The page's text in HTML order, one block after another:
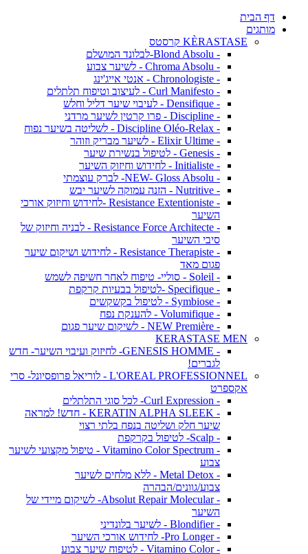
דף הבית
מותגים
KÈRASTASE קרסטס
- Blond Absolu-לבלונד המושלם
- Chroma Absolu - לשיער צבוע
- Chronologiste - אנטי אייג'ינג
- Curl Manifesto - לעיצוב וטיפוח תלתלים
- Densifique - לעיבוי שיער דליל וחלש
- Discipline - פרו קרטין לשיער מרדני
- Discipline Oléo-Relax - לשליטה בשיער נפוח
- Elixir Ultime - לשיער מבריק וזוהר
- Genesis - לטיפול בנשירת שיער
- Initialiste - לחידוש וחיזוק השיער
- NEW- Gloss Absolu- לברק עוצמתי
- Nutritive - הזנה עמוקה לשיער יבש
- Resistance Extentioniste -לחידוש וחיזוק אורכי
השיער
- Resistance Force Architecte - לבניה וחיזוק של
סיבי השיער
- Resistance Therapiste - לחידוש ושיקום שיער
פגום מאד
- Soleil - סוליי- טיפוח לאחר חשיפה לשמש
- Specifique -לטיפול בבעיות קרקפת
- Symbiose - לטיפול בקשקשים
- Volumifique - להענקת נפח
- NEW Première - לשיקום שיער פגום
KERASTASE MEN
- GENESIS HOMME- לחיזוק ועיבוי השיער- חדש
לגברים!
L'OREAL PROFESSIONNEL - לוריאל פרופסיונל- סרי
אקספרט
- Curl Expression- לכל סוגי התלתלים
- KERATIN ALPHA SLEEK - חדש! למראה
שיער חלק ושליטה בנפח בלתי רצוי
- Scalp- לטיפול בקרקפת
- Vitamino Color Spectrum - טיפול מקצועי לשיער
צבוע
- Metal Detox - ללא מלחים לשיער
צבוע/גוונים/הבהרה
- Absolut Repair Molecular- לשיקום מיידי של
השיער
- Blondifier - לשיער בלונדיני
- Pro Longer- לחידוש אורכי השיער
- Vitamino Color - לטיפוח שיער צבוע